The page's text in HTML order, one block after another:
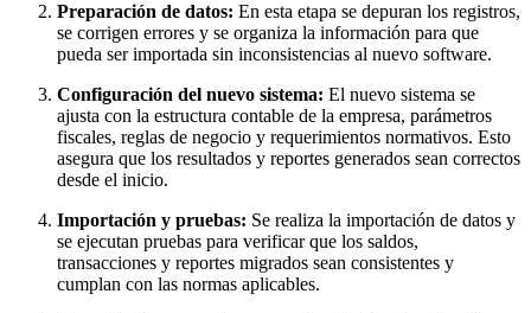
Preparación de datos: En esta etapa se depuran los registros,
se corrigen errores y se organiza la información para que
pueda ser importada sin inconsistencias al nuevo software.
Configuración del nuevo sistema: El nuevo sistema se
ajusta con la estructura contable de la empresa, parámetros
fiscales, reglas de negocio y requerimientos normativos. Esto
asegura que los resultados y reportes generados sean correctos
desde el inicio.
Importación y pruebas: Se realiza la importación de datos y
se ejecutan pruebas para verificar que los saldos,
transacciones y reportes migrados sean consistentes y
cumplan con las normas aplicables.